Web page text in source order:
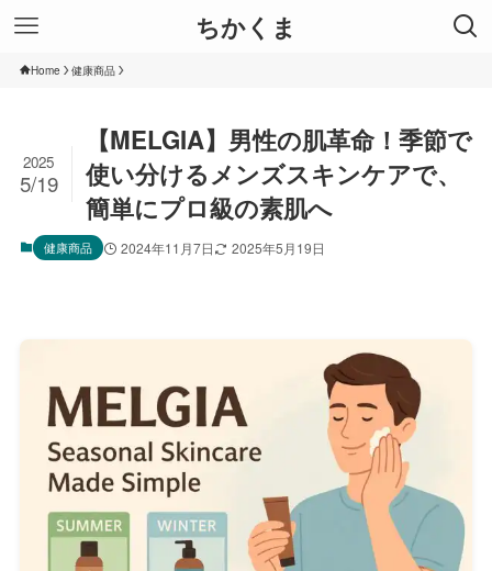
ちかくま
Home 健康商品
【MELGIA】男性の肌革命！季節で
使い分けるメンズスキンケアで、
簡単にプロ級の素肌へ
2025
5/19
健康商品 2024年11月7日 2025年5月19日